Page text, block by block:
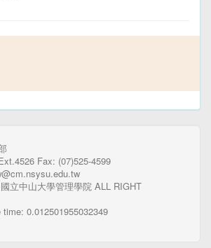
Fax: (07)525-4599
立中山大學管理學院 ALL RIGHT
0.012501955032349